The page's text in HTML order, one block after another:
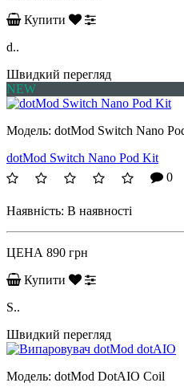
Купити
d..
Швидкий перегляд
NEW
Модель: dotMod Switch Nano
dotMod Switch Nano Pod Kit
0
Наявність: В наявності
ЦЕНА 890 грн
Купити
S..
Швидкий перегляд
Модель: dotMod DotAIO Coil